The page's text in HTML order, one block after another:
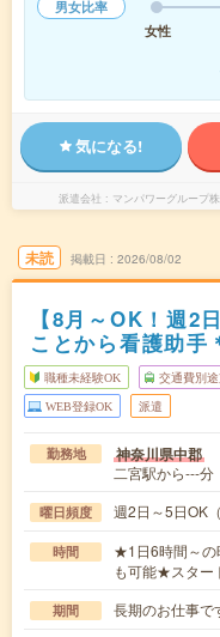
男女比率
女性
気になる!
派遣会社 マンパワーグループ
未読 掲載日 2026/08/02
【8月～OK！週2
ことから看護助手
職種未経験OK 交通費別途
WEB登録OK 派遣
勤務地 神奈川県中郡
二宮駅から---分
曜日頻度 週2日～5日OK
時間
★1日6時間～の
も可能★スター
期間 長期のお仕事